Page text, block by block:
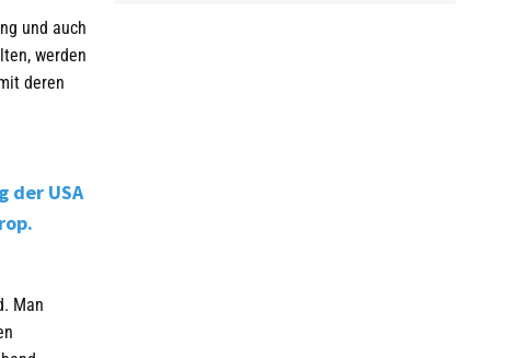
und auch
werden
deren
der USA
Man